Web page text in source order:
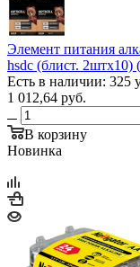
Элемент питания
hsdc (блист. 2штх10)
Есть в наличии: 325
1 012,64 руб.
В корзину
Новинка